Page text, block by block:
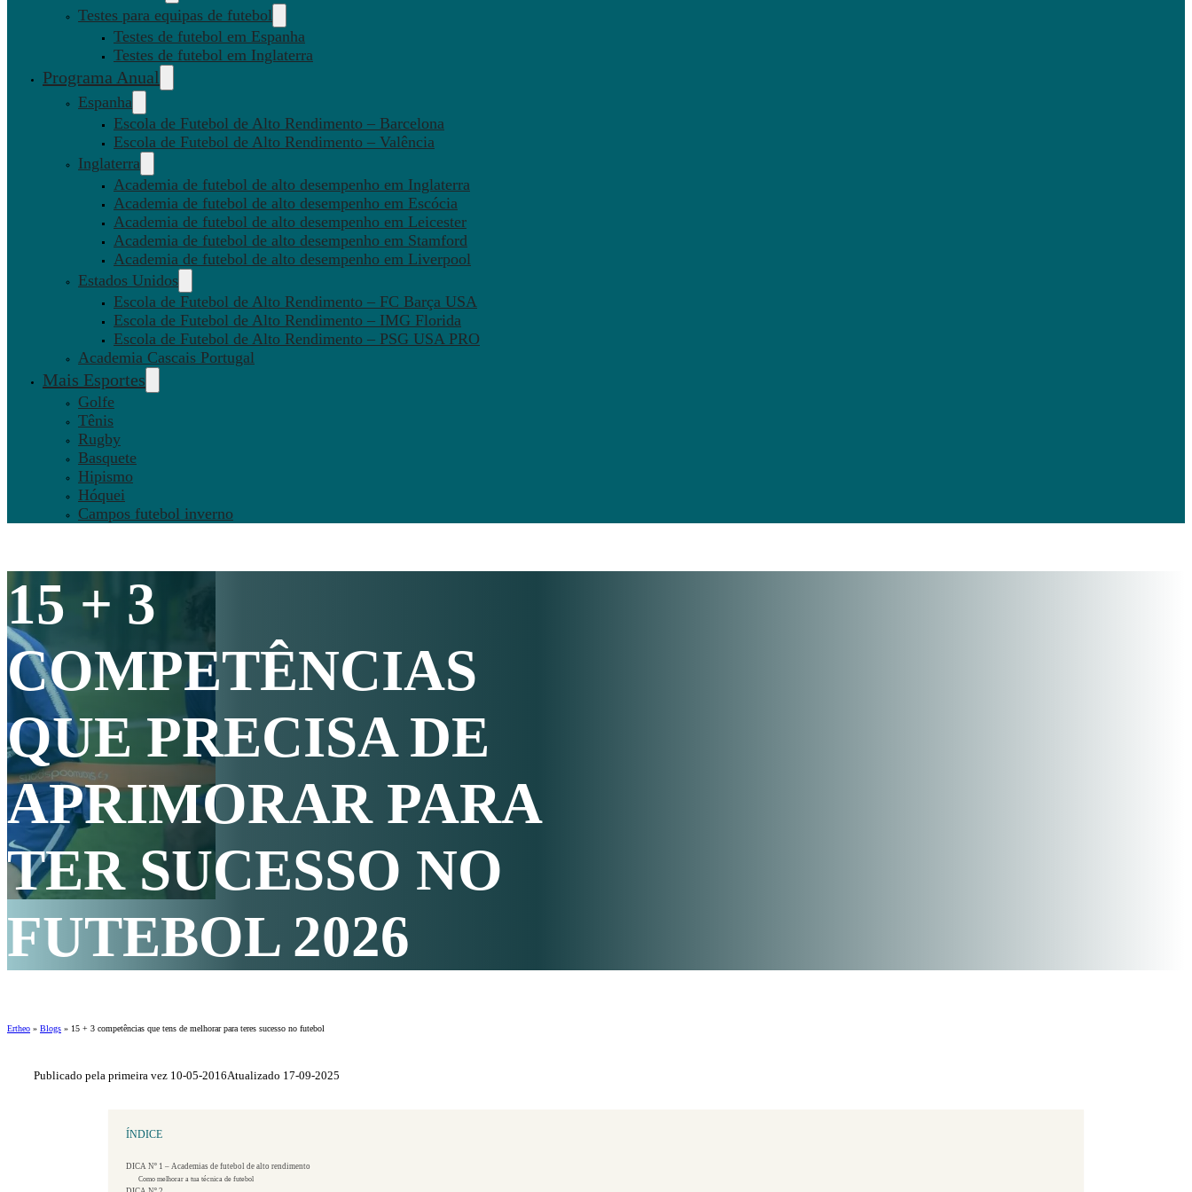
Testes para equipas de futebol
Testes de futebol em Espanha
Testes de futebol em Inglaterra
Programa Anual
Espanha
Escola de Futebol de Alto Rendimento – Barcelona
Escola de Futebol de Alto Rendimento – Valência
Inglaterra
Academia de futebol de alto desempenho em Inglaterra
Academia de futebol de alto desempenho em Escócia
Academia de futebol de alto desempenho em Leicester
Academia de futebol de alto desempenho em Stamford
Academia de futebol de alto desempenho em Liverpool
Estados Unidos
Escola de Futebol de Alto Rendimento – FC Barça USA
Escola de Futebol de Alto Rendimento – IMG Florida
Escola de Futebol de Alto Rendimento – PSG USA PRO
Academia Cascais Portugal
Mais Esportes
Golfe
Tênis
Rugby
Basquete
Hipismo
Hóquei
Campos futebol inverno
15 + 3
COMPETÊNCIAS
QUE PRECISA DE
APRIMORAR PARA
TER SUCESSO NO
FUTEBOL 2026
Ertheo » Blogs » 15 + 3 competências que tens de melhorar para teres sucesso no futebol
Publicado pela primeira vez 10-05-2016Atualizado 17-09-2025
ÍNDICE
DICA Nº 1 – Academias de futebol de alto rendimento
Como melhorar a tua técnica de futebol